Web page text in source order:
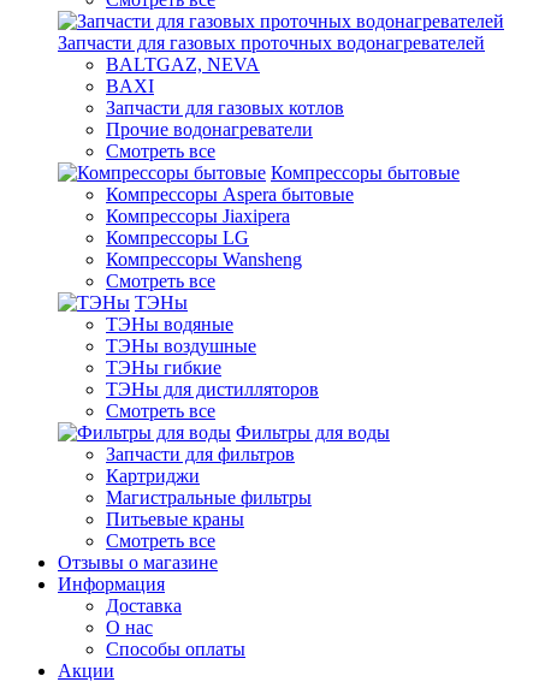
Запчасти для газовых проточных водонагревателей
BALTGAZ, NEVA
BAXI
Запчасти для газовых котлов
Прочие водонагреватели
Смотреть все
Компрессоры бытовые
Компрессоры Aspera бытовые
Компрессоры Jiaxipera
Компрессоры LG
Компрессоры Wansheng
Смотреть все
ТЭНы
ТЭНы водяные
ТЭНы воздушные
ТЭНы гибкие
ТЭНы для дистилляторов
Смотреть все
Фильтры для воды
Запчасти для фильтров
Картриджи
Магистральные фильтры
Питьевые краны
Смотреть все
Отзывы о магазине
Информация
Доставка
О нас
Способы оплаты
Акции